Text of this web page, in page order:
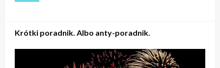
Krótki poradnik. Albo anty-poradnik.